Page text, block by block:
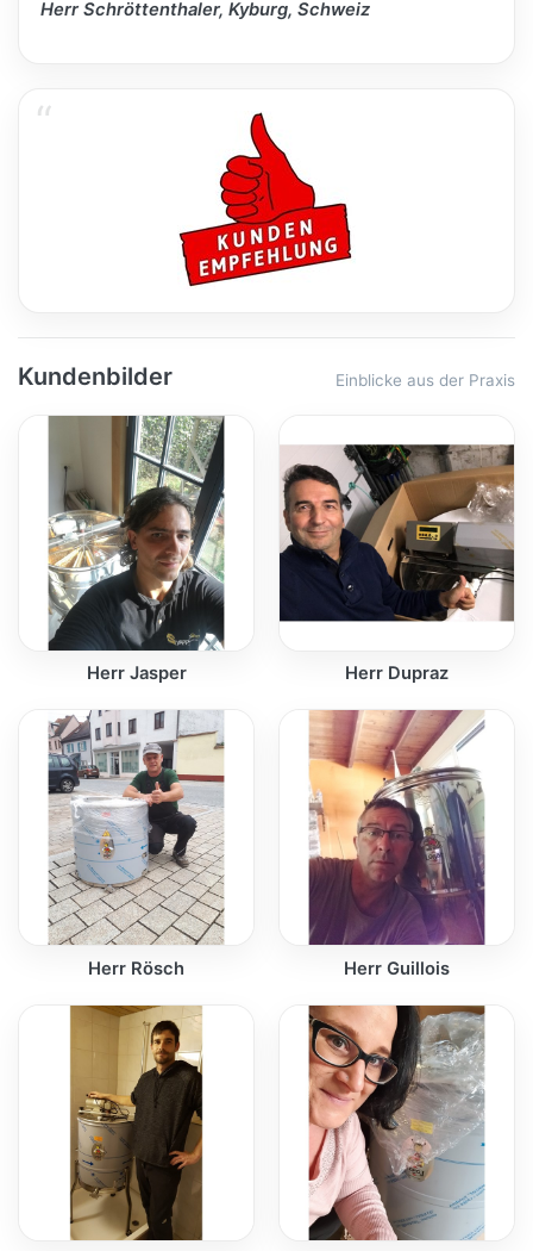
Herr Schröttenthaler, Kyburg, Schweiz
Kundenbilder Einblicke aus der Praxis
Herr Jasper Herr Dupraz
Herr Rösch Herr Guillois